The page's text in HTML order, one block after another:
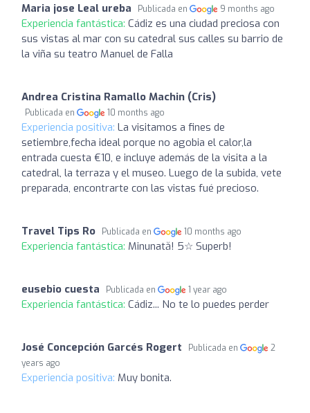
Maria jose Leal ureba Publicada en 9 months ago
Experiencia fantástica: Cádiz es una ciudad preciosa con
sus vistas al mar con su catedral sus calles su barrio de
la viña su teatro Manuel de Falla
Andrea Cristina Ramallo Machin (Cris)
Publicada en 10 months ago
Experiencia positiva: La visitamos a fines de
setiembre,fecha ideal porque no agobia el calor,la
entrada cuesta €10, e incluye además de la visita a la
catedral, la terraza y el museo. Luego de la subida, vete
preparada, encontrarte con las vistas fué precioso.
Travel Tips Ro Publicada en 10 months ago
Experiencia fantástica: Minunată! 5☆ Superb!
eusebio cuesta Publicada en 1 year ago
Experiencia fantástica: Cádiz... No te lo puedes perder
José Concepción Garcés Rogert Publicada en
2
years ago
Experiencia positiva: Muy bonita.